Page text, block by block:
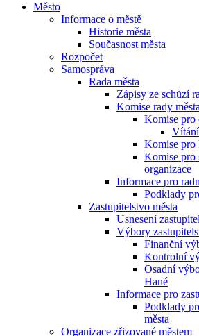
Město
Informace o městě
Historie města
Současnost města
Rozpočet
Samospráva
Rada města
Zápisy ze schůzí
Komise rady města
Komise pro
Komise pro
Komise pro
organizace
Informace pro
Podklady
Zastupitelstvo města
Usnesení
Výbory
Finanční
Kontrolní
Osadní
Hané
Informace pro
Podklady
města
Organizace zřizované městem